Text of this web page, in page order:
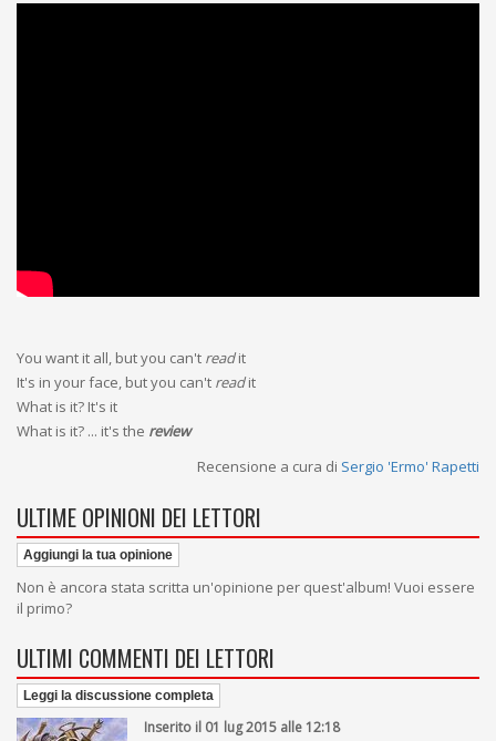
You want it all, but you can't readit
It's in your face, but you can't readit
What is it? It's it
What is it? ... it's the review
Recensione a cura di Sergio 'Ermo' Rapetti
ULTIME OPINIONI DEI LETTORI
Aggiungi la tua opinione
Non è ancora stata scritta un'opinione per quest'album! Vuoi essere
il primo?
ULTIMI COMMENTI DEI LETTORI
Leggi la discussione completa
Inserito il 01 lug 2015 alle 12:18